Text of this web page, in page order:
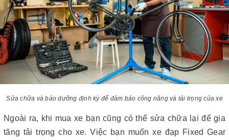
Sửa chữa và bảo dưỡng định kỳ để đảm bảo công năng và tải trọng của xe
Ngoài ra, khi mua xe bạn cũng có thể sửa chữa lại để gia
tăng tải trọng cho xe. Việc bạn muốn xe đạp Fixed Gear